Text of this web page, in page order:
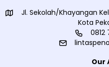
Jl. Sekolah/Khayangan
Kota
0812
Our